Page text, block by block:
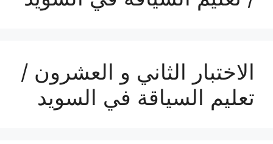
الاختبار الثاني و العشرون /
تعليم السياقة في السويد